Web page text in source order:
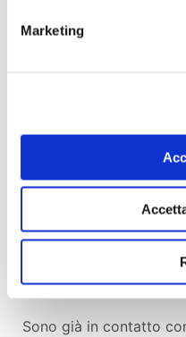
Marketing
Per questo motivo,
città in cui vivo, che
In questa fase iniziale
dettagli, per motivi
dire che vivo in un
brand nel campo della
rappresenta un
visibilità e
Sono già in contatto